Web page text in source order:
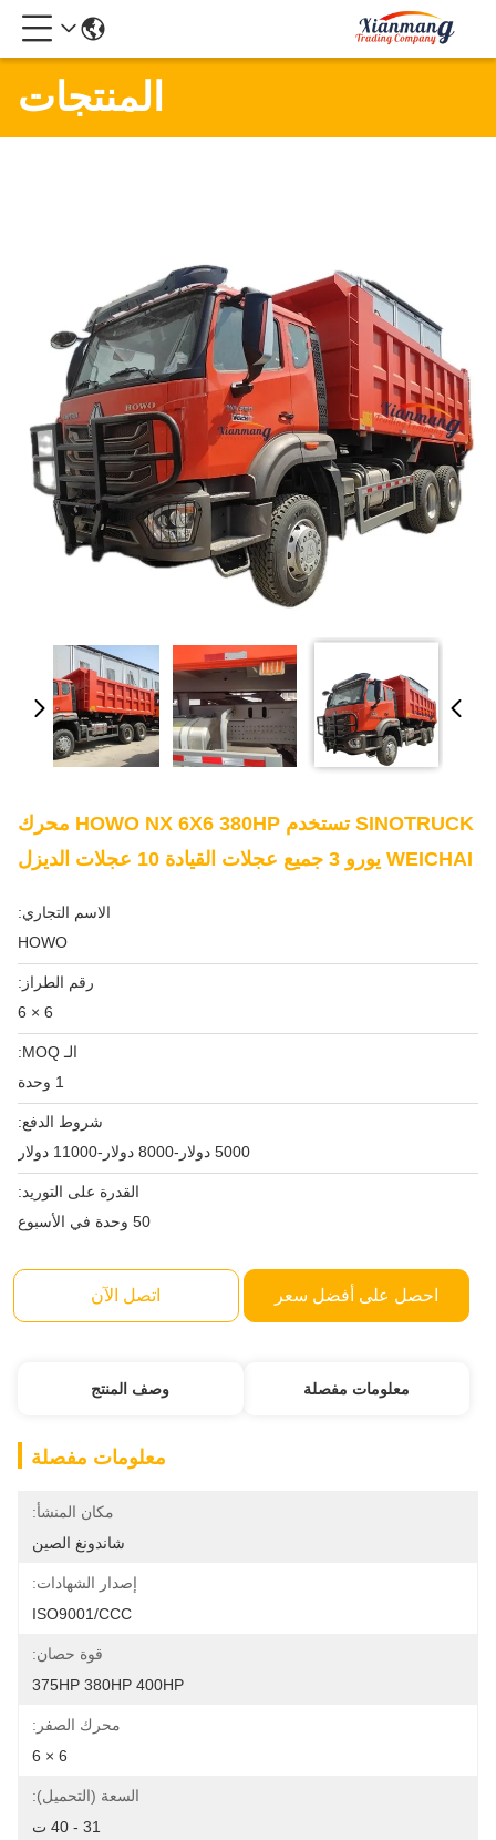
المنتجات
SINOTRUCK تستخدم HOWO NX 6X6 380HP محرك
WEICHAI يورو 3 جميع عجلات القيادة 10 عجلات الديزل
الاسم التجاري:
HOWO
رقم الطراز:
6 × 6
الـ MOQ:
1 وحدة
شروط الدفع:
5000 دولار-8000 دولار-11000 دولار
القدرة على التوريد:
50 وحدة في الأسبوع
احصل على أفضل سعر اتصل الآن
معلومات مفصلة وصف المنتج
معلومات مفصلة
مكان المنشأ:
شاندونغ الصين
إصدار الشهادات:
ISO9001/CCC
قوة حصان:
375HP 380HP 400HP
محرك الصفر:
6 × 6
السعة (التحميل):
31 - 40 ت